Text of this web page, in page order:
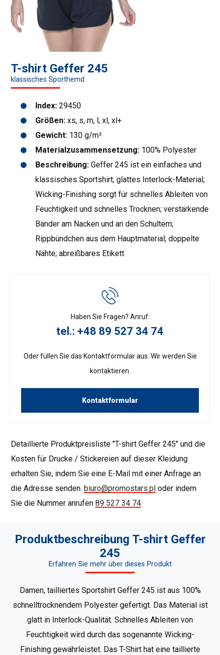
T-shirt Geffer 245
klassisches Sporthemd
Index:29450
Größen: xs, s, m, l, xl, xl+
Gewicht: 130 g/m²
Materialzusammensetzung: 100% Polyester
Beschreibung: Geffer 245 ist ein einfaches und
klassisches Sportshirt; glattes Interlock-Material;
Wicking-Finishing sorgt für schnelles Ableiten von
Feuchtigkeit und schnelles Trocknen; verstärkende
Bänder am Nacken und an den Schultern;
Rippbündchen aus dem Hauptmaterial; doppelte
Nähte; abreißbares Etikett
Haben Sie Fragen? Anruf:
tel.: +48 89 527 34 74
Oder füllen Sie das Kontaktformular aus. Wir werden Sie
kontaktieren.
Kontaktformular
Detaillierte Produktpreisliste "T-shirt Geffer 245" und die
Kosten für Drucke / Stickereien auf dieser Kleidung
erhalten Sie, indem Sie eine E-Mail mit einer Anfrage an
die Adresse senden.biuro@promostars.pl oder indem
Sie die Nummer anrufen89 527 34 74.
Produktbeschreibung T-shirt Geffer
245
Erfahren Sie mehr über dieses Produkt
Damen, tailliertes Sportshirt Geffer 245 ist aus 100%
schnelltrocknendem Polyester gefertigt. Das Material ist
glatt in Interlock-Qualität. Schnelles Ableiten von
Feuchtigkeit wird durch das sogenannte Wicking-
Finishing gewährleistet. Das T-Shirt hat eine taillierte